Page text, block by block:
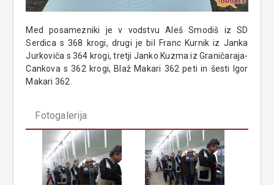
Med posamezniki je v vodstvu Aleš Smodiš iz SD
Serdica s 368 krogi, drugi je bil Franc Kurnik iz Janka
Jurkoviča s 364 krogi, tretji Janko Kuzma iz Graničaraja-
Cankova s 362 krogi, Blaž Makari 362 peti in šesti Igor
Makari 362.
Fotogalerija